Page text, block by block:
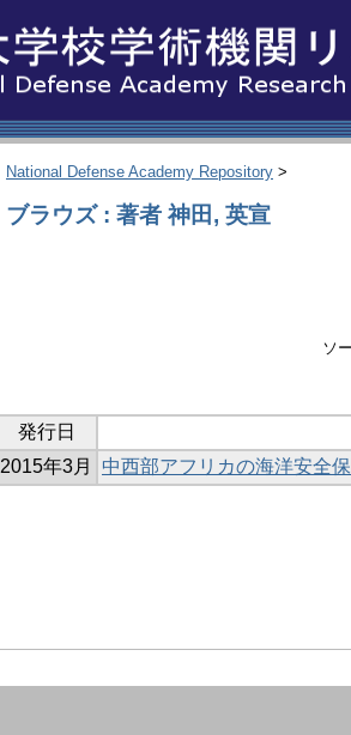
National Defense Academy Repository >
ブラウズ : 著者 神田, 英宣
ソ
発行日
2015年3月
中西部アフリカの海洋安全